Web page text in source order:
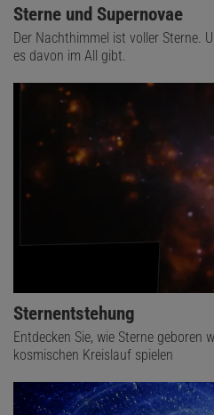
Sterne und Supernovae
Der Nachthimmel ist voller Sterne.
es davon im All gibt.
Sternentstehung
Entdecken Sie, wie Sterne geboren
kosmischen Kreislauf spielen